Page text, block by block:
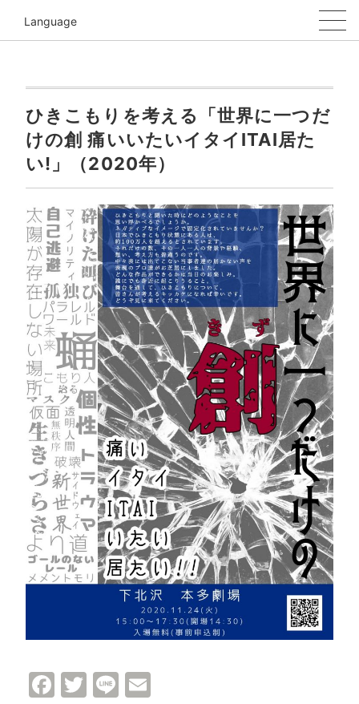
Language
ひきこもりを考える「世界に一つだ
けの創 痛いいたいイタイITAI居た
い!」（2020年）
Facebook
Twitter
Line